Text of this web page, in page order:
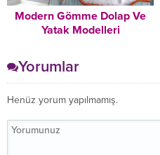
Modern Gömme Dolap Ve
Yatak Modelleri
Yorumlar
Henüz yorum yapılmamış.